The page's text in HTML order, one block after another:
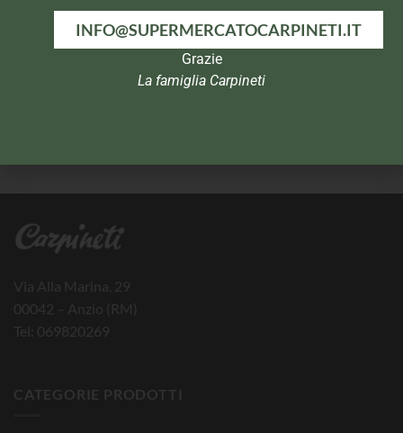
Via Alla Marina, 29
00042 – Anzio (RM)
Tel: 069820269
CATEGORIE PRODOTTI
INFO@SUPERMERCATOCARPINETI.IT
Grazie
La famiglia Carpineti